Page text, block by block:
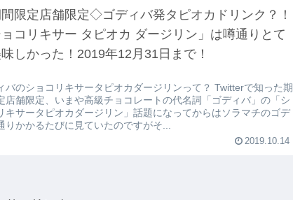
限定店舗限定◇ゴディバ発タピオカドリンク？！
コリキサー タピオカ ダージリン」は噂通りとて
しかった！2019年12月31日まで！
バのショコリキサータピオカダージリンって？ Twitterで知った期
店舗限定、いまや高級チョコレートの代名詞「ゴディバ」の「シ
キサータピオカダージリン」話題になってからはソラマチのゴデ
りかかるたびに見ていたのですがそ...
2019.10.14